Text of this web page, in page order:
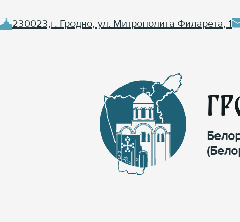
230023,г. Гродно, ул. Митрополита Филарета, 1